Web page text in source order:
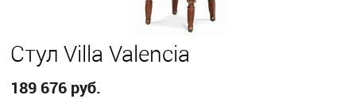
Стул Villa Valencia
189 676 руб.